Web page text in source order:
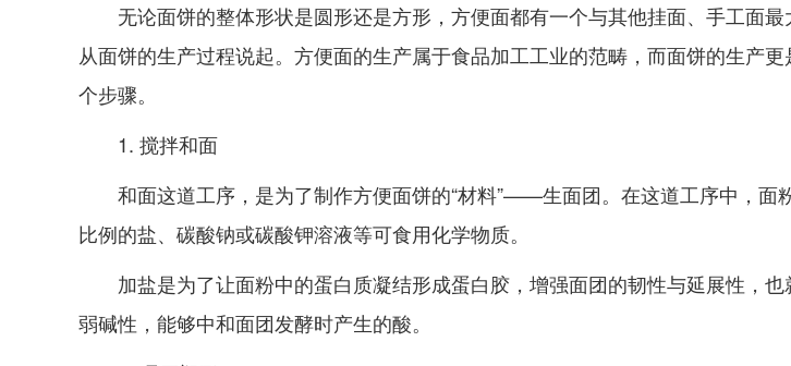
无论面饼的整体形状是圆形还是方形，方便面都有一个与其他挂面、手工
从面饼的生产过程说起。方便面的生产属于食品加工工业的范畴，而面饼的生产
个步骤。
1. 搅拌和面
和面这道工序，是为了制作方便面饼的“材料”——生面团。在这道工序中，
比例的盐、碳酸钠或碳酸钾溶液等可食用化学物质。
加盐是为了让面粉中的蛋白质凝结形成蛋白胶，增强面团的韧性与延展性，
弱碱性，能够中和面团发酵时产生的酸。